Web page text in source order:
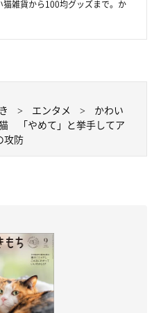
雑貨から100均グッズまで。か
エンタメ
かわい
「やめて」と挙手してア
攻防